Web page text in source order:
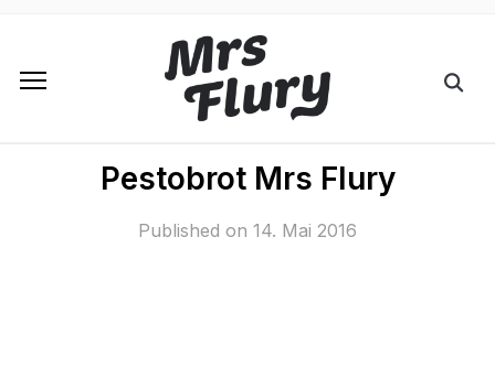
Pestobrot Mrs Flury
Published on 14. Mai 2016